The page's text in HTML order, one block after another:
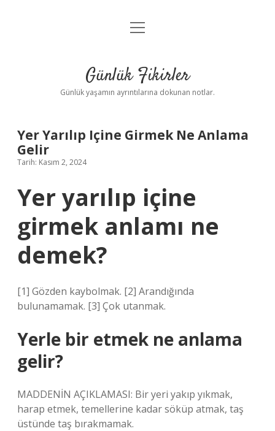
Anasayfa
Yasal Uyarı
menüyü
Günlük Fikirler
Günlük yaşamın ayrıntılarına dokunan notlar.
Yer Yarılıp Içine Girmek Ne Anlama
Gelir
Tarih: Kasım 2, 2024
Yer yarılıp içine
girmek anlamı ne
demek?
[1] Gözden kaybolmak. [2] Arandığında
bulunamamak. [3] Çok utanmak.
Yerle bir etmek ne anlama
gelir?
MADDENİN AÇIKLAMASI: Bir yeri yakıp yıkmak,
harap etmek, temellerine kadar söküp atmak, taş
üstünde taş bırakmamak.